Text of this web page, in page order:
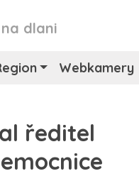
dlani
Webkamery
ředitel